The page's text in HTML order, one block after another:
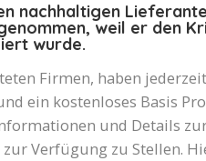
nachhaltigen
weil er den
wurde.
Firmen, haben
ein kostenloses Basis
und Details
Verfügung zu Stellen.